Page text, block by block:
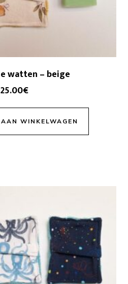
watten – beige
25.00€
WINKELWAGEN